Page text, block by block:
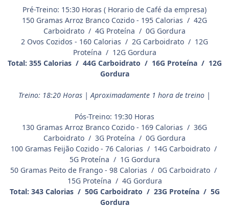
Pré-Treino: 15:30 Horas ( Horario de Café da empresa)
150 Gramas Arroz Branco Cozido - 195 Calorias / 42G
Carboidrato / 4G Proteína / 0G Gordura
2 Ovos Cozidos - 160 Calorias / 2G Carboidrato / 12G
Proteína / 12G Gordura
Total: 355 Calorias / 44G Carboidrato / 16G Proteína / 12G
Gordura
Treino: 18:20 Horas | Aproximadamente 1 hora de treino |
Pós-Treino: 19:30 Horas
130 Gramas Arroz Branco Cozido - 169 Calorias / 36G
Carboidrato / 3G Proteína / 0G Gordura
100 Gramas Feijão Cozido - 76 Calorias / 14G Carboidrato /
5G Proteína / 1G Gordura
50 Gramas Peito de Frango - 98 Calorias / 0G Carboidrato /
15G Proteína / 4G Gordura
Total: 343 Calorias / 50G Carboidrato / 23G Proteína / 5G
Gordura